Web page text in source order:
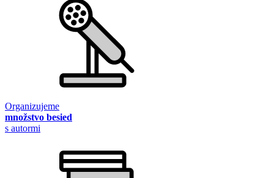
Organizujeme
množstvo besied
s autormi